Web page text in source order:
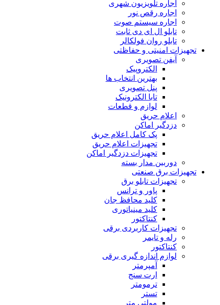
اجاره تلویزیون شهری
اجاره رقص نور
اجاره سیستم صوت
تابلو ال ای دی ثابت
تابلو روان فولکالر
تجهیزات امنیتى و حفاظتی
آیفن تصویری
الکتروپیک
بهترین انتخاب ها
پنل تصویری
تابا الکترونیک
لوازم و قطعات
اعلام حریق
دزدگیر اماکن
پک کامل اعلام حریق
تجهیزات اعلام حریق
تجهیزات دزدگیر اماکن
دوربین مدار بسته
تجهیزات برق صنعتی
تجهیزات تابلو برق
پاور و ترانس
کلید محافظ جان
کلید مینیاتورى
کنتاکتور
تجهیزات کاربردى برقى
رله و تایمر
کنتاکتور
لوازم اندازه گیرى برقى
آمپرمتر
ارت سنج
ترمومتر
تستر
مولتى متر